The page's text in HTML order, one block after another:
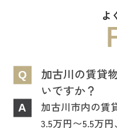
よ
Q
加古川の賃貸
いですか？
A
加古川市内の賃
3.5万円〜5.5万